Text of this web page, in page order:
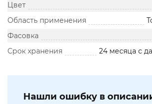
Цвет
Область применения
Фасовка
Срок хранения
24 месяца с
Нашли ошибку в